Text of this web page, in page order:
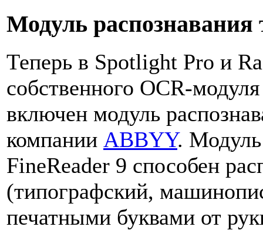
Модуль распознавания
Теперь в Spotlight Pro и
собственного OCR-
включен модуль
компании ABBYY. Модуль
FineReader 9 способен
(типографский,
печатными буквами от